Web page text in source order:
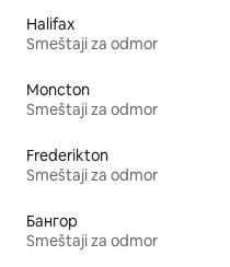
Halifax
Smeštaji za odmor
Moncton
Smeštaji za odmor
Frederikton
Smeštaji za odmor
Бангор
Smeštaji za odmor